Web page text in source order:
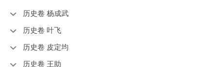
历史卷 杨成武
历史卷 叶飞
历史卷 皮定均
历史卷 王助